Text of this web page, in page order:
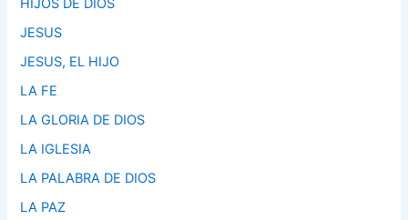
HIJOS DE DIOS
JESUS
JESUS, EL HIJO
LA FE
LA GLORIA DE DIOS
LA IGLESIA
LA PALABRA DE DIOS
LA PAZ